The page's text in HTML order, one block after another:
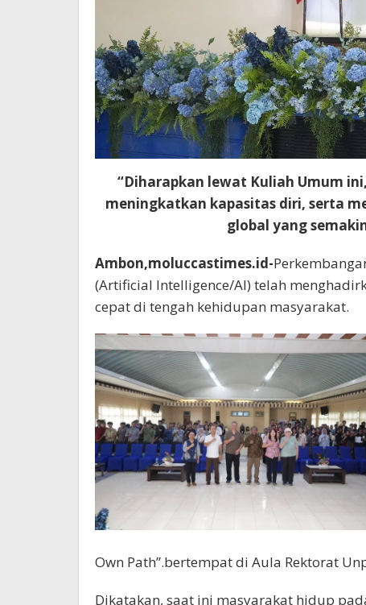
“Diharapkan lewat Kuliah Umum
meningkatkan kapasitas diri, serta
global yang
Ambon,moluccastimes.id-
(Artificial Intelligence/AI) telah
cepat di tengah kehidupan masyarakat.
Own Path”.bertempat di Aula Rektorat
Dikatakan, saat ini masyarakat hidup